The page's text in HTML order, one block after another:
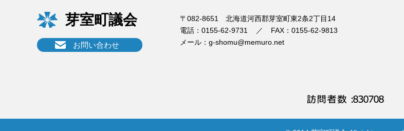
芽室町議会
〒082-8651 北海道河西郡芽室町東2条2丁目14
電話： 0155-62-9731
FAX：0155-62-9813
メール： g-shomu@memuro.net
お問い合わせ